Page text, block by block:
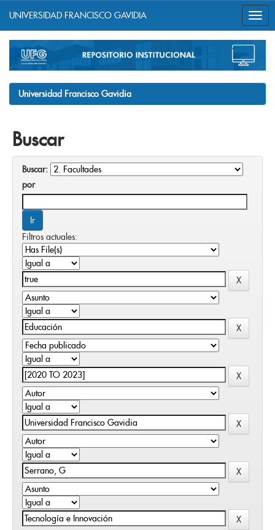
navigation
UNIVERSIDAD FRANCISCO GAVIDIA
Universidad Francisco Gavidia
Buscar
Buscar:
por
Filtros actuales: